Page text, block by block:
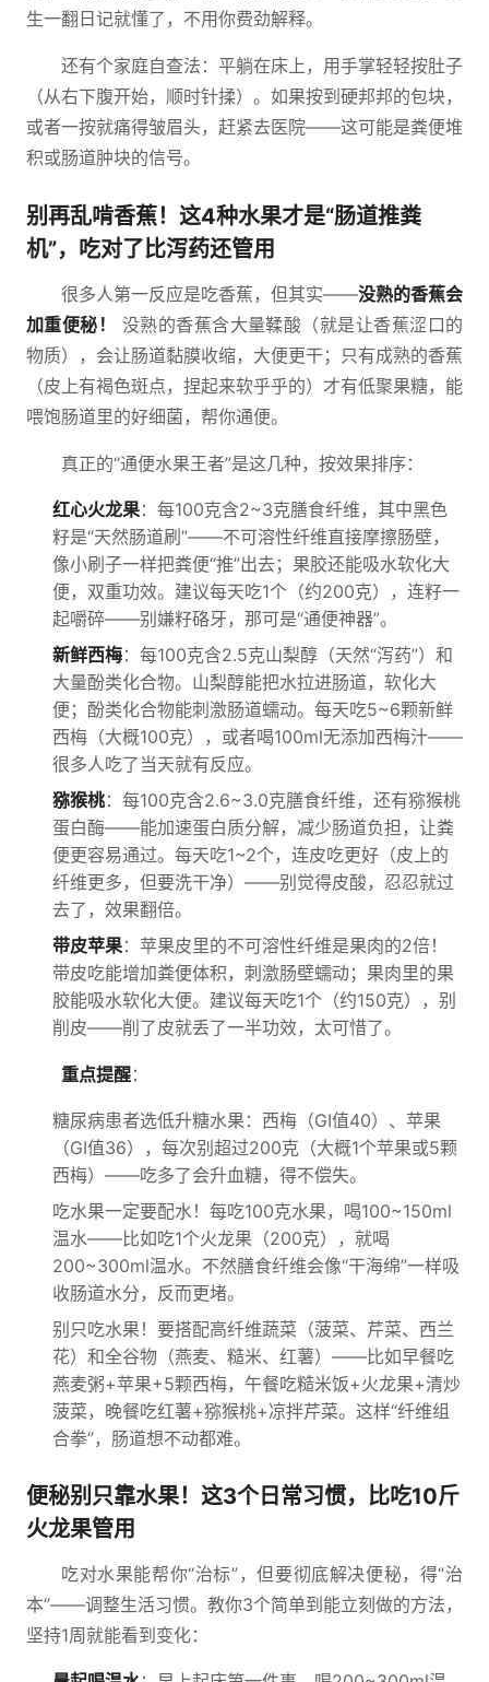
生一翻日记就懂了，不用你费劲解释。
还有个家庭自查法：平躺在床上，用手掌轻轻按肚子
（从右下腹开始，顺时针揉）。如果按到硬邦邦的包块，
或者一按就痛得皱眉头，赶紧去医院——这可能是粪便堆
积或肠道肿块的信号。
别再乱啃香蕉！这4种水果才是“肠道推粪
机”，吃对了比泻药还管用
很多人第一反应是吃香蕉，但其实——没熟的香蕉会
加重便秘！
没熟的香蕉含大量鞣酸（就是让香蕉涩口的
物质），会让肠道黏膜收缩，大便更干；只有成熟的香蕉
（皮上有褐色斑点，捏起来软乎乎的）才有低聚果糖，能
喂饱肠道里的好细菌，帮你通便。
真正的“通便水果王者”是这几种，按效果排序：
红心火龙果：每100克含2~3克膳食纤维，其中黑色
籽是“天然肠道刷”——不可溶性纤维直接摩擦肠壁，
像小刷子一样把粪便“推”出去；果胶还能吸水软化大
便，双重功效。建议每天吃1个（约200克），连籽一
起嚼碎——别嫌籽硌牙，那可是“通便神器”。
新鲜西梅：每100克含2.5克山梨醇（天然“泻药”）和
大量酚类化合物。山梨醇能把水拉进肠道，软化大
便；酚类化合物能刺激肠道蠕动。每天吃5~6颗新鲜
西梅（大概100克），或者喝100ml无添加西梅汁——
很多人吃了当天就有反应。
猕猴桃：每100克含2.6~3.0克膳食纤维，还有猕猴桃
蛋白酶——能加速蛋白质分解，减少肠道负担，让粪
便更容易通过。每天吃1~2个，连皮吃更好（皮上的
纤维更多，但要洗干净）——别觉得皮酸，忍忍就过
去了，效果翻倍。
带皮苹果：苹果皮里的不可溶性纤维是果肉的2倍！
带皮吃能增加粪便体积，刺激肠壁蠕动；果肉里的果
胶能吸水软化大便。建议每天吃1个（约150克），别
削皮——削了皮就丢了一半功效，太可惜了。
重点提醒：
糖尿病患者选低升糖水果：西梅（GI值40）、苹果
（GI值36），每次别超过200克（大概1个苹果或5颗
西梅）——吃多了会升血糖，得不偿失。
吃水果一定要配水！每吃100克水果，喝100~150ml
温水——比如吃1个火龙果（200克），就喝
200~300ml温水。不然膳食纤维会像“干海绵”一样吸
收肠道水分，反而更堵。
别只吃水果！要搭配高纤维蔬菜（菠菜、芹菜、西兰
花）和全谷物（燕麦、糙米、红薯）——比如早餐吃
燕麦粥+苹果+5颗西梅，午餐吃糙米饭+火龙果+清炒
菠菜，晚餐吃红薯+猕猴桃+凉拌芹菜。这样“纤维组
合拳”，肠道想不动都难。
便秘别只靠水果！这3个日常习惯，比吃10斤
火龙果管用
吃对水果能帮你“治标”，但要彻底解决便秘，得“治
本”——调整生活习惯。教你3个简单到能立刻做的方法，
坚持1周就能看到变化：